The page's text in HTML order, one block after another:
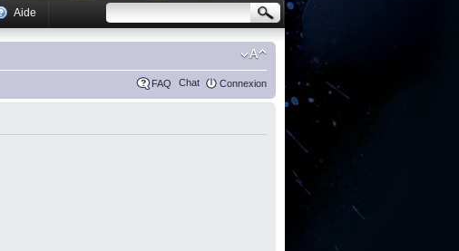
Aide
FAQ Chat Connexion